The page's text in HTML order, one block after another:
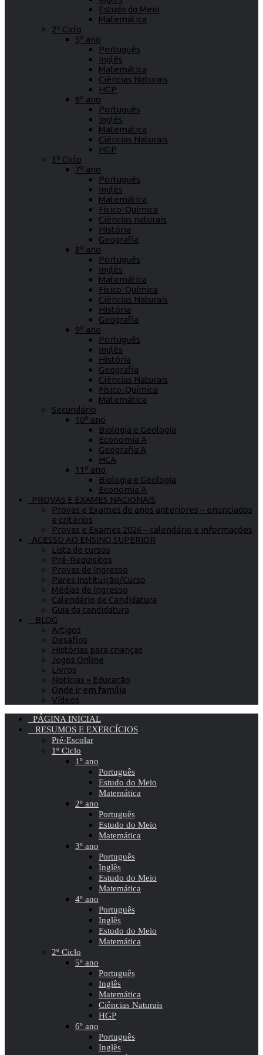
Estudo do Meio
Matemática
2º Ciclo
5º ano
Português
Inglês
Matemática
Ciências Naturais
HGP
6º ano
Português
Inglês
Matemática
Ciências Naturais
HGP
3º Ciclo
7º ano
Português
Inglês
Matemática
Físico-Química
Ciências naturais
História
Geografia
8º ano
Português
Inglês
Matemática
Físico-Química
Ciências Naturais
História
Geografia
9º ano
Português
Inglês
História
Geografia
Ciências Naturais
Físico-Química
Matemática
Secundário
10º ano
Biologia e Geologia
Economia A
Geografia A
HCA
11º ano
Biologia e Geologia
Economia A
PROVAS E EXAMES NACIONAIS
Provas e Exames de anos anteriores – enunciados
e critérios
Provas e Exames 2026 – calendário e informações
ACESSO AO ENSINO SUPERIOR
Lista de cursos
Pré-Requisitos
Provas de Ingresso
Pares Instituição/Curso
Médias de Ingresso
Calendário de Candidatura
Guia da candidatura
BLOG
Artigos
Desafios
Histórias para crianças
Jogos Online
Livros
Notícias » Educação
Onde ir em família
Vídeos
PÁGINA INICIAL
RESUMOS E EXERCÍCIOS
Pré-Escolar
1º Ciclo
1º ano
Português
Estudo do Meio
Matemática
2º ano
Português
Estudo do Meio
Matemática
3º ano
Português
Inglês
Estudo do Meio
Matemática
4º ano
Português
Inglês
Estudo do Meio
Matemática
2º Ciclo
5º ano
Português
Inglês
Matemática
Ciências Naturais
HGP
6º ano
Português
Inglês